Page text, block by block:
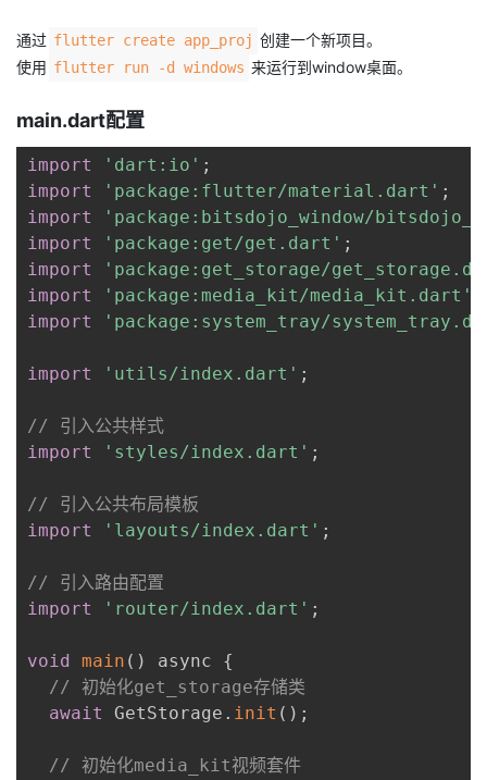
通过 flutter create app_proj 创建一个新项目。
使用 flutter run -d windows 来运行到window桌面。
main.dart配置
import 'dart:io' ;
import
'package:flutter/material.dart' ;
import
'package:bitsdojo_window/
import
'package:get/get.dart' ;
import
'package:get_storage/
import
'package:media_kit/media_kit.dart'
import
'package:system_tray/
import 'utils/index.dart' ;
// 引入公共样式
import
'styles/index.dart' ;
// 引入公共布局模板
import
'layouts/index.dart' ;
// 引入路由配置
import
'router/index.dart' ;
void main ( ) async {
// 初始化get_storage存储类
await
GetStorage . init ( ) ;
// 初始化media_kit视频套件